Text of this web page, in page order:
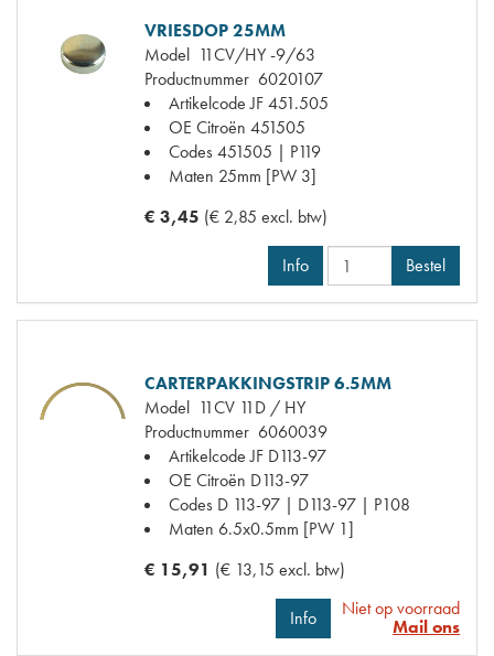
VRIESDOP 25MM
Model 11CV/HY -9/63
Productnummer 6020107
Artikelcode JF451.505
OE Citroën 451505
Codes451505 | P119
Maten 25mm [PW 3]
€ 3,45 (€ 2,85 excl. btw)
Info Bestel
CARTERPAKKINGSTRIP 6.5MM
Model 11CV 11D / HY
Productnummer 6060039
Artikelcode JF D113-97
OE Citroën D113-97
Codes D 113-97 | D113-97 | P108
Maten 6.5x0.5mm [PW 1]
€ 15,91 (€ 13,15 excl. btw)
Info
Niet op voorraad
Mail ons